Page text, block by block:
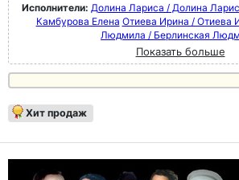
Исполнители: Долина Лариса / Долина
Камбурова Елена Отиева Ирина / Отиева
Людмила / Берлинская
Показать больше
Хит продаж